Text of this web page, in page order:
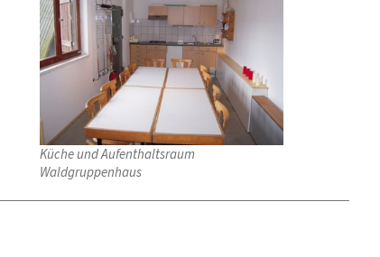
Küche und Aufenthaltsraum
Waldgruppenhaus